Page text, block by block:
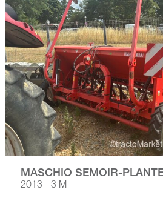
MASCHIO SEMOIR-
2013 - 3 M